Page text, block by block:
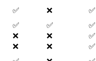
✅ ❌
✅ ✅
✅
❌ ❌
✅
❌ ❌
✅